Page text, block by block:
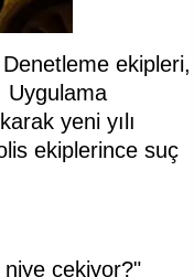
ekipleri,
Uygulama
yeni yılı
ekiplerince suç
çekiyor?"